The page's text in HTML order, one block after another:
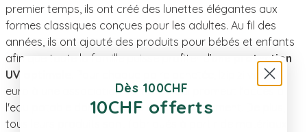
premier temps, ils ont créé des lunettes élégantes aux
formes classiques conçues pour les adultes. Au fil des
années, ils ont ajouté des produits pour bébés et enfants
afin que toute la famille puisse profiter d’ une protection
UV optimale
. Pour chaque paire achetée, Izipizi verse 1
euro à une association caritative qui promeut l'accès à
l'eau potable dans les pays en développement. De plus,
tous leurs produits sont fabriqués à partir de matériaux
Dès 100CHF
10CHF offerts